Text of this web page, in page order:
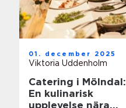
01. december 2025
Viktoria Uddenholm
Catering i Mölndal:
En kulinarisk
upplevelse nära